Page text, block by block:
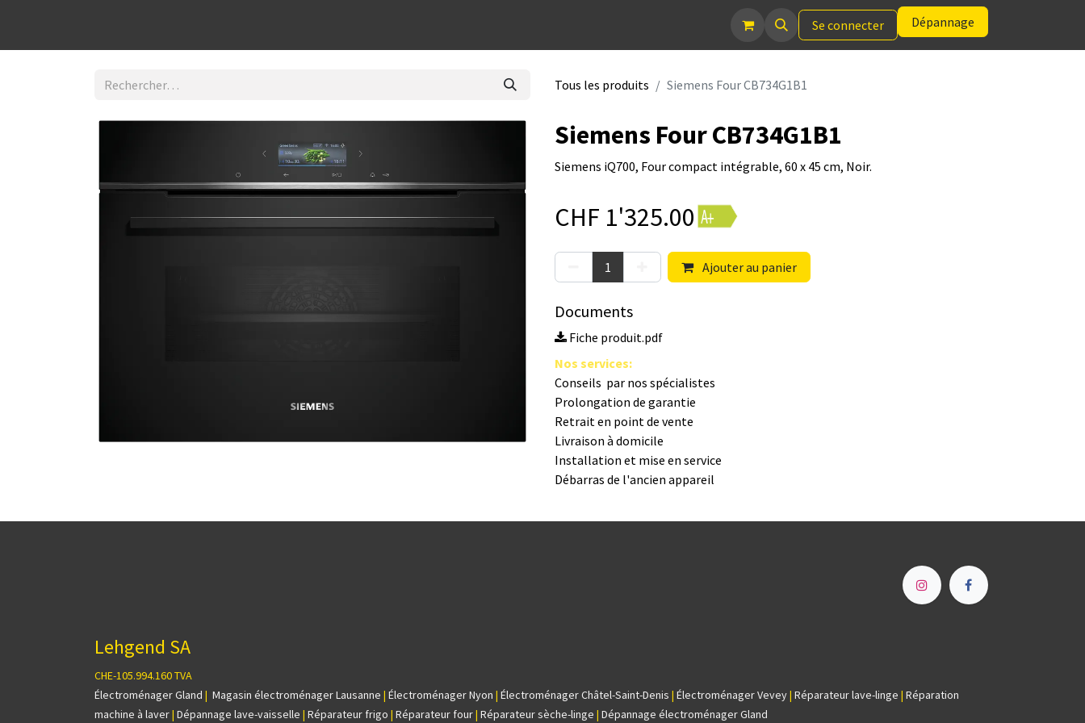
Se connecter Dépannage
Tous les produits Siemens Four CB734G1B1
Siemens Four CB734G1B1
Siemens iQ700, Four compact intégrable, 60 x 45 cm, Noir.
CHF 1'325.00
Ajouter au panier
Documents
Fiche produit.pdf
Nos s​ervices:
Conseils par nos spé​cialistes
Prolongation de garantie
Retrait en point de vente
Livraison à domicile
Installation et mise en service
Débarras de l'ancien appareil
Lehgend SA
CHE-105.994.160 TVA
Électroménager Gland | Magasin électroménager Lausanne | Électroménager Nyon | Électroménager Châtel-Saint-Denis | Électroménager Vevey| Réparateur lave-linge | Réparation
machine à laver| Dépannage lave-vaisselle | Réparateur frigo | Réparateur four| Réparateur sèche-linge | Dépannage électroménager Gland